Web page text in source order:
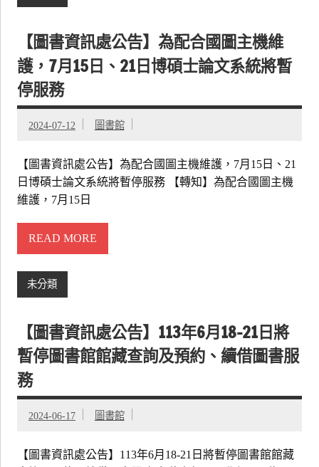
【圖書資訊處公告】為配合國圖主機維
護，7月15日、21日博碩士論文系統將暫
停服務
2024-07-12 圖書館
【圖書資訊處公告】為配合國圖主機維護，7月15日、21
日博碩士論文系統將暫停服務 【轉知】為配合國圖主機
維護，7月15日
READ MORE
未分類
【圖書資訊處公告】113年6月18-21日將
暫停圖書館館藏查詢及預約、續借圖書服
務
2024-06-17 圖書館
【圖書資訊處公告】113年6月18-21日將暫停圖書館館藏